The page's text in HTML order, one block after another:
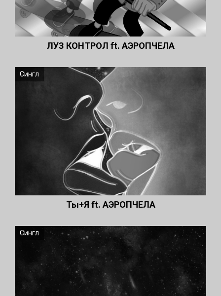
ЛУЗ КОНТРОЛ ft. АЭРОПЧЕЛА
Сингл
Ты+Я ft. АЭРОПЧЕЛА
Сингл